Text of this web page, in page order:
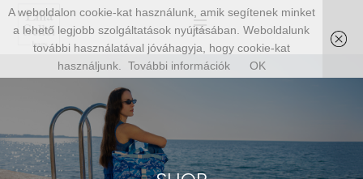
A weboldalon cookie-kat használunk, amik segítenek minket
a lehető legjobb szolgáltatások nyújtásában. Weboldalunk
további használatával jóváhagyja, hogy cookie-kat
használjunk.
További információk OK